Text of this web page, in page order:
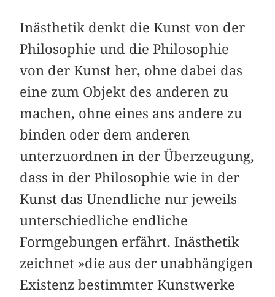
Inästhetik denkt die Kunst von der
Philosophie und die Philosophie
von der Kunst her, ohne dabei das
eine zum Objekt des anderen zu
machen, ohne eines ans andere zu
binden oder dem anderen
unterzuordnen in der Überzeugung,
dass in der Philosophie wie in der
Kunst das Unendliche nur jeweils
unterschiedliche endliche
Formgebungen erfährt. Inästhetik
zeichnet »die aus der unabhängigen
Existenz bestimmter Kunstwerke